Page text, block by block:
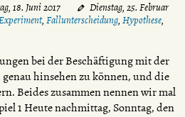
18. Juni 2017
Dienstag, 25. Februar
, Fallunterscheidung, Hypothese,
bei der Beschäftigung mit der
hinsehen zu können, und die
Beides zusammen nennen wir mal
1 Heute nachmittag, Sonntag, den